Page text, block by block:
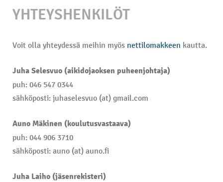
YHTEYSHENKILÖT
Voit olla yhteydessä meihin myös nettilomakkeen kautta.
Juha Selesvuo (aikidojaoksen puheenjohtaja)
puh: 046 547 0344
sähköposti: juhaselesvuo (at) gmail.com
Auno Mäkinen (koulutusvastaava)
puh: 044 906 3710
sähköposti: auno (at) auno.fi
Juha Laiho (jäsenrekisteri)